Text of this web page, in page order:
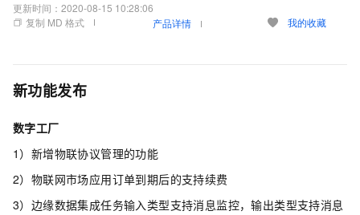
更新时间： 2020-08-15 10:28:06
复制 MD 格式
产品详情 我的收藏
新功能发布
数字工厂
1）新增物联协议管理的功能
2）物联网市场应用订单到期后的支持续费
3）边缘数据集成任务输入类型支持消息监控，输出类型支持消息